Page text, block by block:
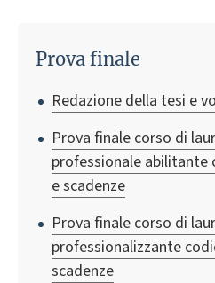
Prova finale
Redazione della tesi e
Prova finale corso di
professionale abilitante
e scadenze
Prova finale corso di
professionalizzante
scadenze